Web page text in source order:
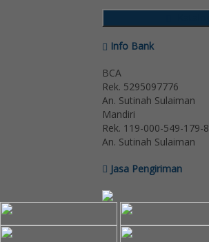
Info Bank
BCA
Rek. 5295097776
An. Sutinah Sulaiman
Mandiri
Rek. 119-000-549-179-8
An. Sutinah Sulaiman
Jasa Pengiriman